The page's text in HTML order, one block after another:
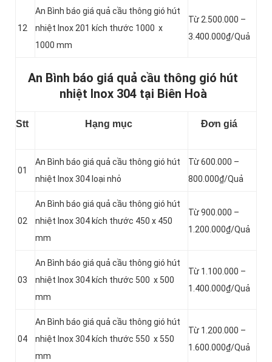
12
An Bình báo giá quả cầu thông gió hút
nhiệt Inox 201 kích thước 1000 x
1000 mm
Từ 2.500.000 –
3.400.000₫/Quả
An Bình báo giá quả cầu thông gió hút
nhiệt Inox 304 tại Biên Hoà
Stt Hạng mục Đơn giá
01
An Bình báo giá quả cầu thông gió hút
nhiệt Inox 304 loại nhỏ
Từ 600.000 –
800.000₫/Quả
02
An Bình báo giá quả cầu thông gió hút
nhiệt Inox 304 kích thước 450 x 450
mm
Từ 900.000 –
1.200.000₫/Quả
03
An Bình báo giá quả cầu thông gió hút
nhiệt Inox 304 kích thước 500 x 500
mm
Từ 1.100.000 –
1.400.000₫/Quả
04
An Bình báo giá quả cầu thông gió hút
nhiệt Inox 304 kích thước 550 x 550
mm
Từ 1.200.000 –
1.600.000₫/Quả